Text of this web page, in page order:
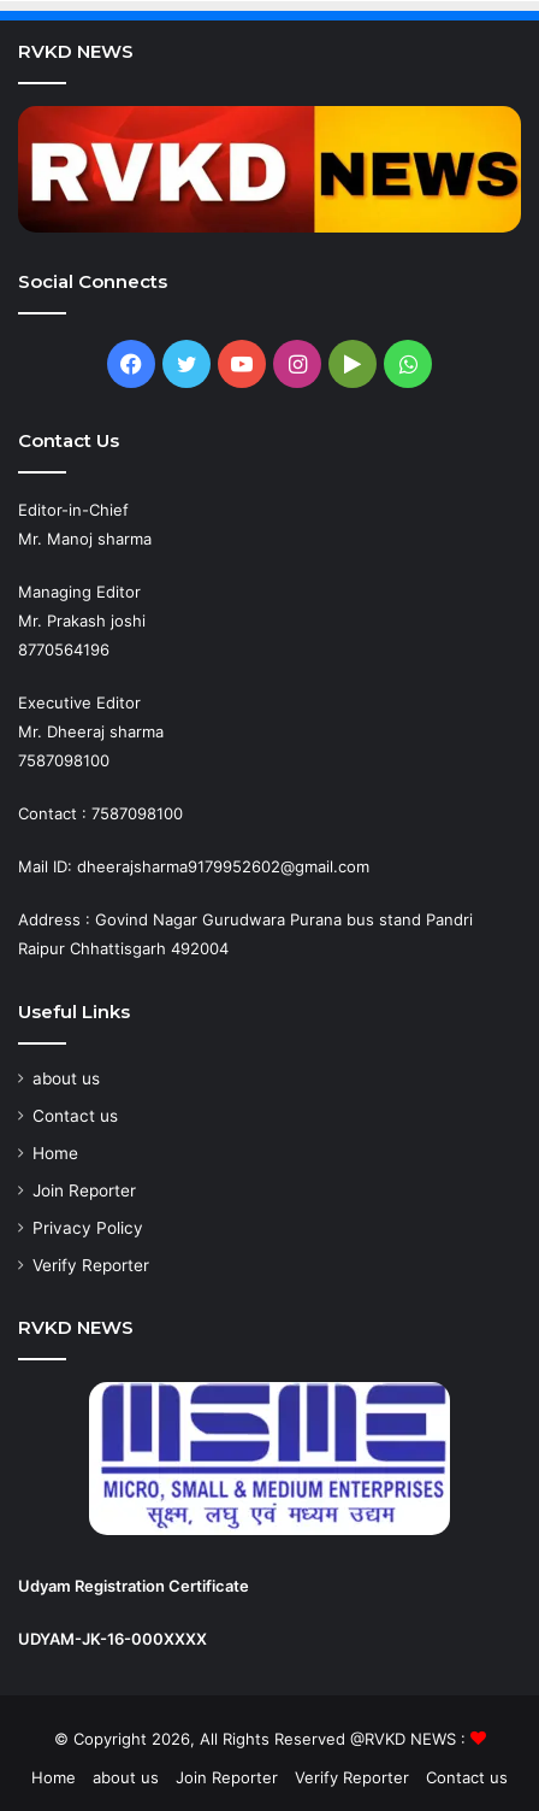
RVKD NEWS
Social Connects
Facebook
TwitterYouTubeInstagram
GoogleWhatsApp
Contact Us
Editor-in-Chief
Mr. Manoj sharma
Managing Editor
Mr. Prakash joshi
8770564196
Executive Editor
Mr. Dheeraj sharma
7587098100
Contact : 7587098100
Mail ID: dheerajsharma9179952602@gmail.com
Address : Govind Nagar Gurudwara Purana bus stand Pandri
Raipur Chhattisgarh 492004
Useful Links
about us
Contact us
Home
Join Reporter
Privacy Policy
Verify Reporter
RVKD NEWS
Udyam Registration Certificate
UDYAM-JK-16-000XXXX
© Copyright 2026, All Rights Reserved @RVKD NEWS :
Home
about us Join Reporter Verify Reporter Contact us